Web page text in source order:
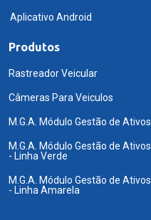
Aplicativo Android
Produtos
Rastreador Veicular
Câmeras Para Veiculos
M.G.A. Módulo Gestão de Ativos
M.G.A. Módulo Gestão de Ativos
- Linha Verde
M.G.A. Módulo Gestão de Ativos
- Linha Amarela